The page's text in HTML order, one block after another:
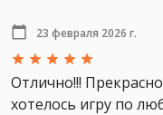
23 февраля 2026 г.
Отлично!!!
хотелось игру по